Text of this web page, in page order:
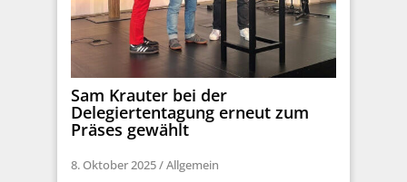
Sam Krauter bei der
Delegiertentagung erneut zum
Präses gewählt
8. Oktober 2025/Allgemein